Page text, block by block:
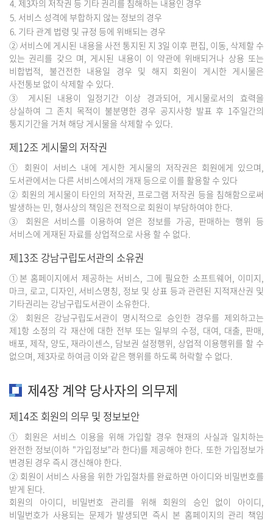
제3자의 저작권 등 기타 권리를 침해하는 내용인 경우
서비스 성격에 부합하지 않는 정보의 경우
기타 관계 법령 및 규정 등에 위배되는 경우
② 서비스에 게시된 내용을 사전 통지된 지 3일 이후 편집, 이동, 삭제할 수
있는 권리를 갖으 며, 게시된 내용이 이 약관에 위배되거나 상용 또는
비합법적, 불건전한 내용일 경우 및 해지 회원이 게시한 게시물은
사전통보 없이 삭제할 수 있다.
③ 게시된 내용이 일정기간 이상 경과되어, 게시물로서의 효력을
상실하여 그 존치 목적이 불분명한 경우 공지사항 발표 후 1주일간의
통지기간을 거쳐 해당 게시물을 삭제할 수 있다.
제12조 게시물의 저작권
① 회원이 서비스 내에 게시한 게시물의 저작권은 회원에게 있으며,
도서관에서는 다른 서비스에서의 개재 등으로 이를 활용할 수 있다
② 회원의 게시물이 타인의 저작권, 프로그램 저작권 등을 침해함으로써
발생하는 민, 형사상의 책임은 전적으로 회원이 부담하여야 한다.
③ 회원은 서비스를 이용하여 얻은 정보를 가공, 판매하는 행위 등
서비스에 게재된 자료를 상업적으로 사용 할 수 없다.
제13조 강남구립도서관의 소유권
①본 홈페이지에서 제공하는 서비스, 그에 필요한 소프트웨어, 이미지,
마크, 로고, 디자인, 서비스명칭, 정보 및 상표 등과 관련된 지적재산권 및
기타권리는 강남구립도서관이 소유한다.
② 회원은 강남구립도서관이 명시적으로 승인한 경우를 제외하고는
제1항 소정의 각 재산에 대한 전부 또는 일부의 수정, 대여, 대출, 판매,
배포, 제작, 양도, 재라이센스, 담보권 설정행위, 상업적 이용행위를 할 수
없으며, 제3자로 하여금 이와 같은 행위를 하도록 허락할 수 없다.
제4장 계약 당사자의 의무제
제14조 회원의 의무 및 정보보안
① 회원은 서비스 이용을 위해 가입할 경우 현재의 사실과 일치하는
완전한 정보(이하 "가입정보"라 한다)를 제공해야 한다. 또한 가입정보가
변경된 경우 즉시 갱신해야 한다.
② 회원이 서비스 사용을 위한 가입절차를 완료하면 아이디와 비밀번호를
받게 된다.
회원의 아이디, 비밀번호 관리를 위해 회원의 승인 없이 아이디,
비밀번호가 사용되는 문제가 발생되면 즉시 본 홈페이지의 관리 책임